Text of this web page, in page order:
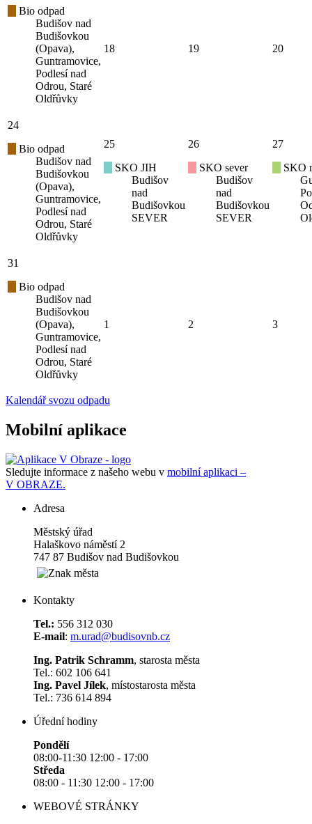
Bio odpad
Budišov nad
Budišovkou
(Opava),
Guntramovice,
Podlesí nad
Odrou, Staré
Oldřůvky
18 19 20
24
Bio odpad
Budišov nad
Budišovkou
(Opava),
Guntramovice,
Podlesí nad
Odrou, Staré
Oldřůvky
25
SKO JIH
Budišov
nad
Budišovkou
SEVER
26
SKO sever
Budišov
nad
Budišovkou
SEVER
27
SKO
31
Bio odpad
Budišov nad
Budišovkou
(Opava),
Guntramovice,
Podlesí nad
Odrou, Staré
Oldřůvky
1 2 3
Kalendář svozu odpadu
Mobilní aplikace
Sledujte informace z našeho webu v mobilní aplikaci –
V OBRAZE.
Adresa
Městský úřad
Halaškovo náměstí 2
747 87 Budišov nad Budišovkou
Kontakty
Tel.: 556 312 030
E-mail: m.urad@budisovnb.cz
Ing. Patrik Schramm, starosta města
Tel.: 602 106 641
Ing. Pavel Jílek, místostarosta města
Tel.: 736 614 894
Úřední hodiny
Pondělí
08:00-11:30 12:00 - 17:00
Středa
08:00 - 11:30 12:00 - 17:00
WEBOVÉ STRÁNKY